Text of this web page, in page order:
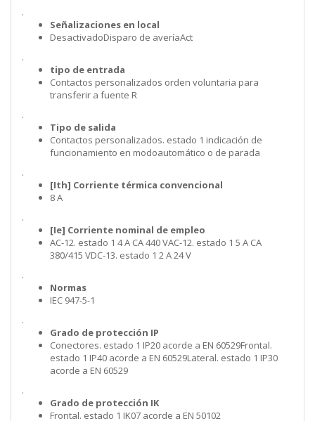
.
Señalizaciones en local
DesactivadoDisparo de averíaAct
.
tipo de entrada
Contactos personalizados orden voluntaria para
transferir a fuente R
.
Tipo de salida
Contactos personalizados. estado 1 indicación de
funcionamiento en modoautomático o de parada
.
[Ith] Corriente térmica convencional
8 A
.
[Ie] Corriente nominal de empleo
AC-12. estado 1 4 A CA 440 VAC-12. estado 1 5 A CA
380/415 VDC-13. estado 1 2 A 24 V
.
Normas
IEC 947-5-1
.
Grado de protección IP
Conectores. estado 1 IP20 acorde a EN 60529Frontal.
estado 1 IP40 acorde a EN 60529Lateral. estado 1 IP30
acorde a EN 60529
.
Grado de protección IK
Frontal. estado 1 IK07 acorde a EN 50102